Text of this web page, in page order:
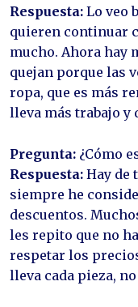
Respuesta: Lo veo
quieren continuar
mucho. Ahora hay
quejan porque las
ropa, que es más
lleva más trabajo y
Pregunta: ¿Cómo
Respuesta: Hay de
siempre he
descuentos.
les repito que no
respetar los
lleva cada pieza,